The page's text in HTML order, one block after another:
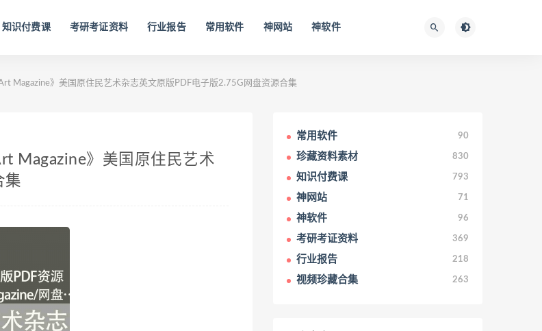
知识付费课 考研考证资料 行业报告 常用软件 神网站 神软件
Magazine》美国原住民艺术杂志英文原版PDF电子版2.75G网盘资源合集
Magazine》美国原住民艺术
集
常用软件 90
珍藏资料素材 830
知识付费课 793
神网站 71
神软件 96
考研考证资料 369
行业报告 218
视频珍藏合集 263